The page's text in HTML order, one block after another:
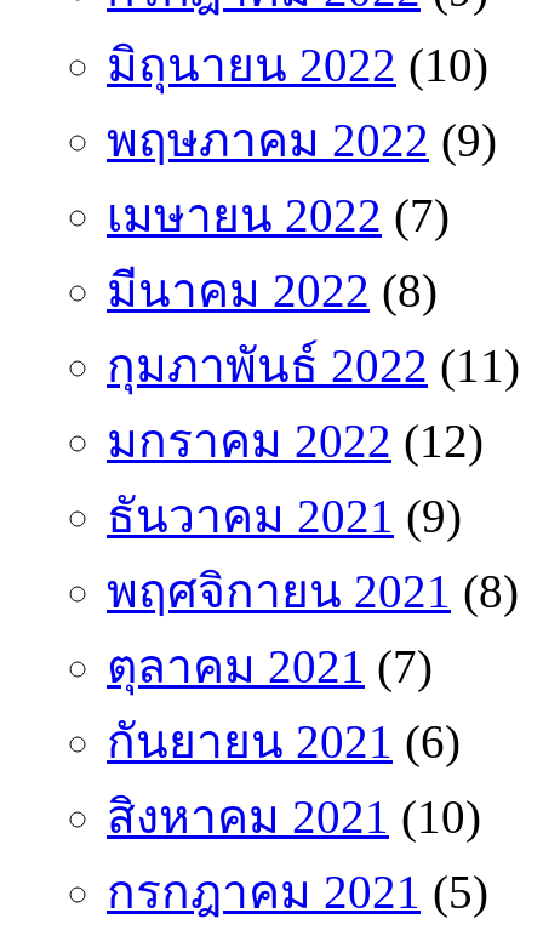
มิถุนายน 2022 (10)
พฤษภาคม 2022 (9)
เมษายน 2022 (7)
มีนาคม 2022 (8)
กุมภาพันธ์ 2022 (11)
มกราคม 2022 (12)
ธันวาคม 2021 (9)
พฤศจิกายน 2021 (8)
ตุลาคม 2021 (7)
กันยายน 2021 (6)
สิงหาคม 2021 (10)
กรกฎาคม 2021 (5)